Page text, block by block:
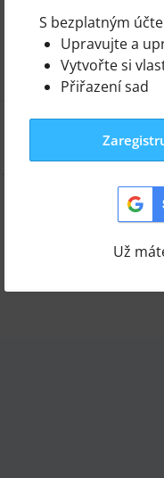
Unjumble the
podle
Bridgetwr
Výsledková
Přepnout šablonu
S bezplatným
Upravujte a
Vytvořte si
Přiřazení sad
Už